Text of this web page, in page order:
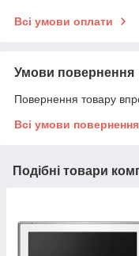
Всі умови оплати
Умови повернення
Повернення товару
Всі умови повернення
Подібні товари